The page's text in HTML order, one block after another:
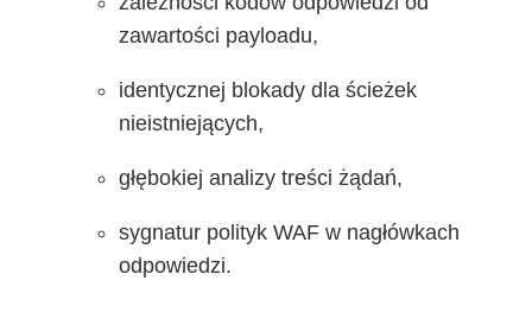
zawartości payloadu,
identycznej blokady dla ścieżek
nieistniejących,
głębokiej analizy treści żądań,
sygnatur polityk WAF w nagłówkach
odpowiedzi.